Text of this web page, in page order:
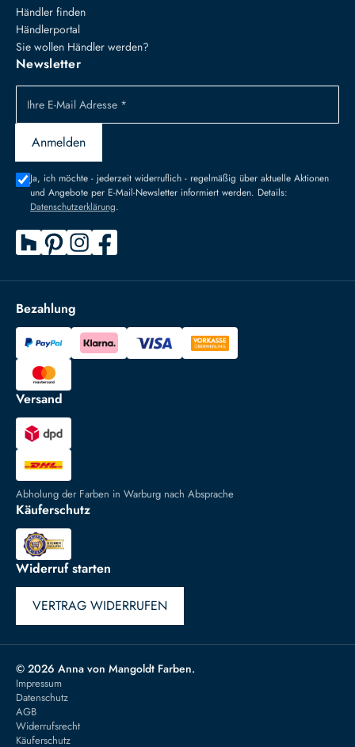
Händler finden
Händlerportal
Sie wollen Händler werden?
Newsletter
Ihre E-Mail Adresse *
Anmelden
Ja, ich möchte - jederzeit widerruflich - regelmäßig über aktuelle Aktionen
und Angebote per E-Mail-Newsletter informiert werden. Details:
Datenschutzerklärung.
Bezahlung
Versand
Abholung der Farben in Warburg nach Absprache
Käuferschutz
Widerruf starten
VERTRAG WIDERRUFEN
© 2026 Anna von Mangoldt Farben.
Impressum
Datenschutz
AGB
Widerrufsrecht
Käuferschutz